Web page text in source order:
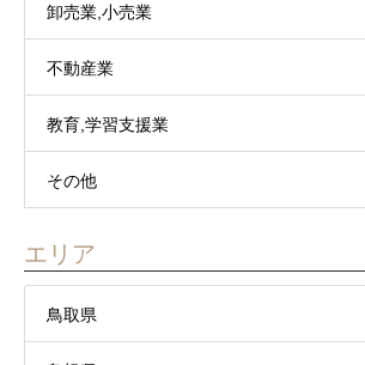
卸売業,小売業
不動産業
教育,学習支援業
その他
エリア
鳥取県